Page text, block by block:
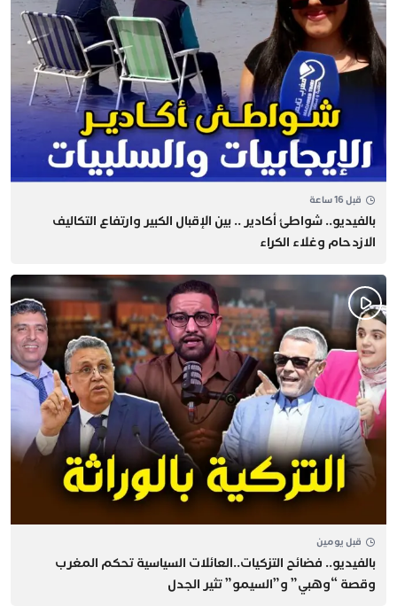
قبل 16 ساعة
بالفيديو.. شواطئ أكادير .. بين الإقبال الكبير وارتفاع التكاليف
الازدحام وغلاء الكراء
قبل يومين
بالفيديو.. فضائح التزكيات..العائلات السياسية تحكم المغرب
وقصة “وهبي” و”السيمو” تثير الجدل